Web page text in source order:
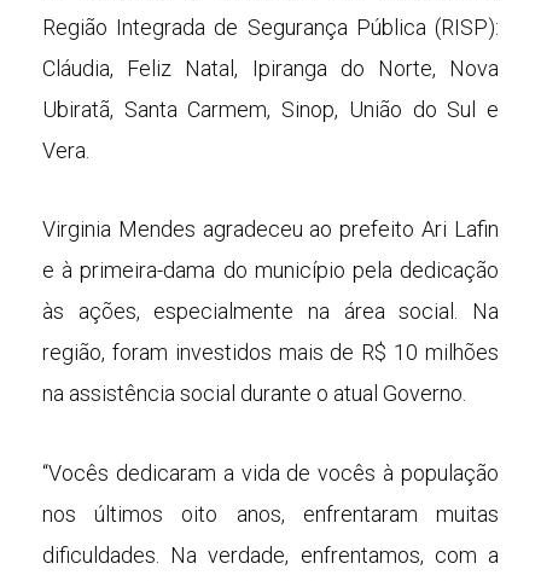
Região Integrada de Segurança Pública (RISP):
Cláudia, Feliz Natal, Ipiranga do Norte, Nova
Ubiratã, Santa Carmem, Sinop, União do Sul e
Vera.
Virginia Mendes agradeceu ao prefeito Ari Lafin
e à primeira-dama do município pela dedicação
às ações, especialmente na área social. Na
região, foram investidos mais de R$ 10 milhões
na assistência social durante o atual Governo.
“Vocês dedicaram a vida de vocês à população
nos últimos oito anos, enfrentaram muitas
dificuldades. Na verdade, enfrentamos, com a